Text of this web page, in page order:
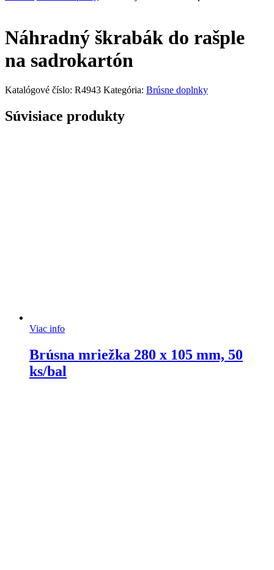
Náhradný škrabák do rašple
na sadrokartón
Katalógové číslo: R4943 Kategória: Brúsne doplnky
Súvisiace produkty
Viac info
Brúsna mriežka 280 x 105 mm, 50
ks/bal